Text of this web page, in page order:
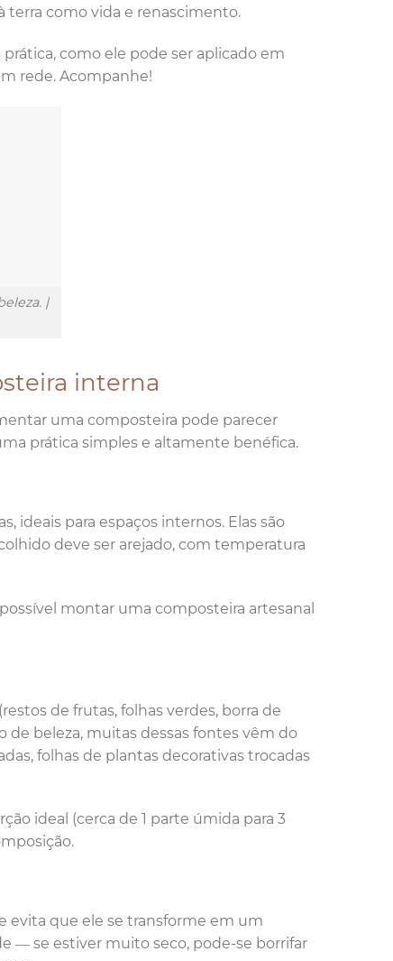
como vida e renascimento.
como ele pode ser aplicado em
rede. Acompanhe!
|
interna
uma composteira pode parecer
prática simples e altamente benéfica.
ideais para espaços internos. Elas são
deve ser arejado, com temperatura
montar uma composteira artesanal
de frutas, folhas verdes, borra de
de beleza, muitas dessas fontes vêm do
folhas de plantas decorativas trocadas
ideal (cerca de 1 parte úmida para 3
evita que ele se transforme em um
— se estiver muito seco, pode-se borrifar